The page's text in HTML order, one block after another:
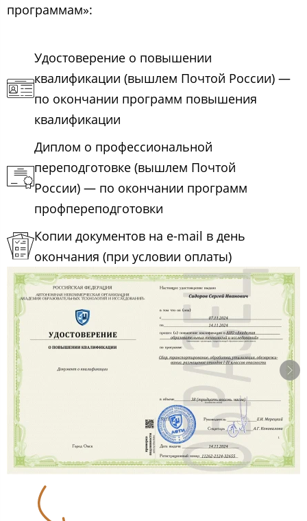
программам»:
Удостоверение о повышении
квалификации (вышлем Почтой России) —
по окончании программ повышения
квалификации
Диплом о профессиональной
переподготовке (вышлем Почтой
России) — по окончании программ
профпереподготовки
Копии документов на e-mail в день
окончания (при условии оплаты)